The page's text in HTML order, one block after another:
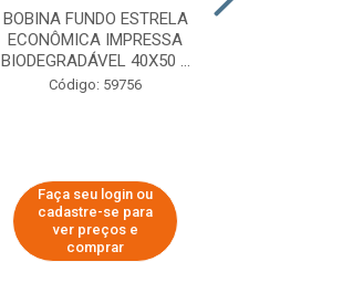
BOBINA FUNDO ESTRELA
ECONÔMICA IMPRESSA
BIODEGRADÁVEL 40X50 ...
Código: 59756
Faça seu login ou
cadastre-se para
ver preços e
comprar